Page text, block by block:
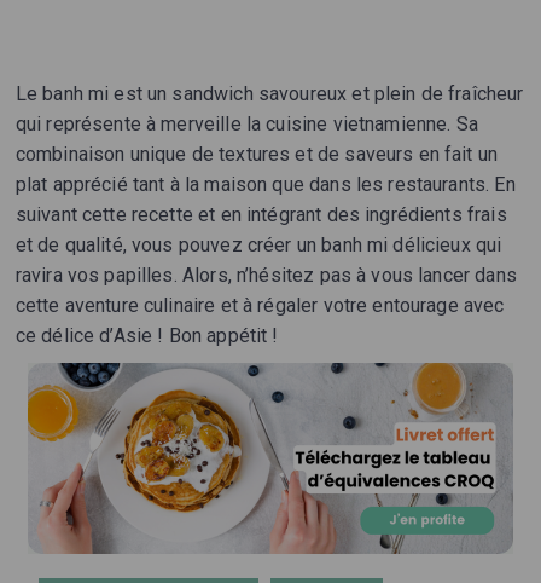
Le banh mi est un sandwich savoureux et plein de fraîcheur
qui représente à merveille la cuisine vietnamienne. Sa
combinaison unique de textures et de saveurs en fait un
plat apprécié tant à la maison que dans les restaurants. En
suivant cette recette et en intégrant des ingrédients frais
et de qualité, vous pouvez créer un banh mi délicieux qui
ravira vos papilles. Alors, n’hésitez pas à vous lancer dans
cette aventure culinaire et à régaler votre entourage avec
ce délice d’Asie ! Bon appétit !